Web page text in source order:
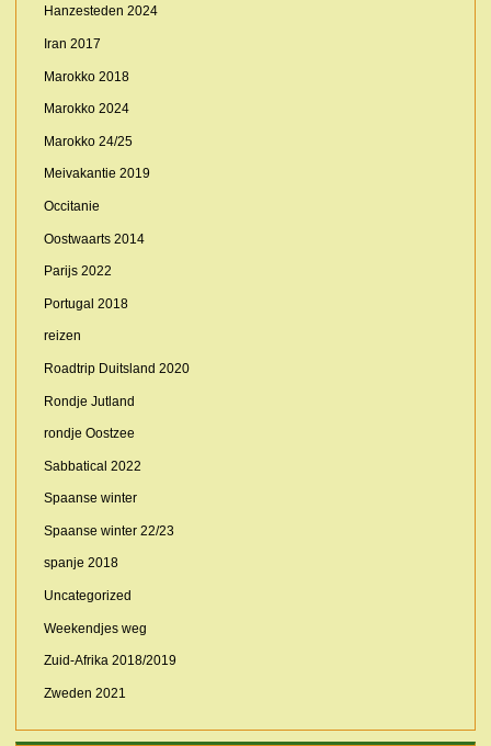
Hanzesteden 2024
Iran 2017
Marokko 2018
Marokko 2024
Marokko 24/25
Meivakantie 2019
Occitanie
Oostwaarts 2014
Parijs 2022
Portugal 2018
reizen
Roadtrip Duitsland 2020
Rondje Jutland
rondje Oostzee
Sabbatical 2022
Spaanse winter
Spaanse winter 22/23
spanje 2018
Uncategorized
Weekendjes weg
Zuid-Afrika 2018/2019
Zweden 2021